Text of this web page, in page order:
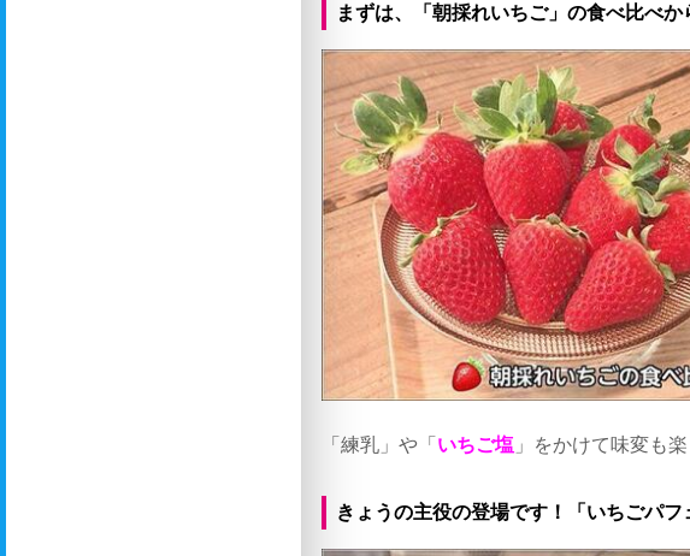
まずは、「朝採れいちご」の食べ比べか
「練乳」や「いちご塩 」をかけて味変も楽
きょうの主役の登場です！「いちごパフ